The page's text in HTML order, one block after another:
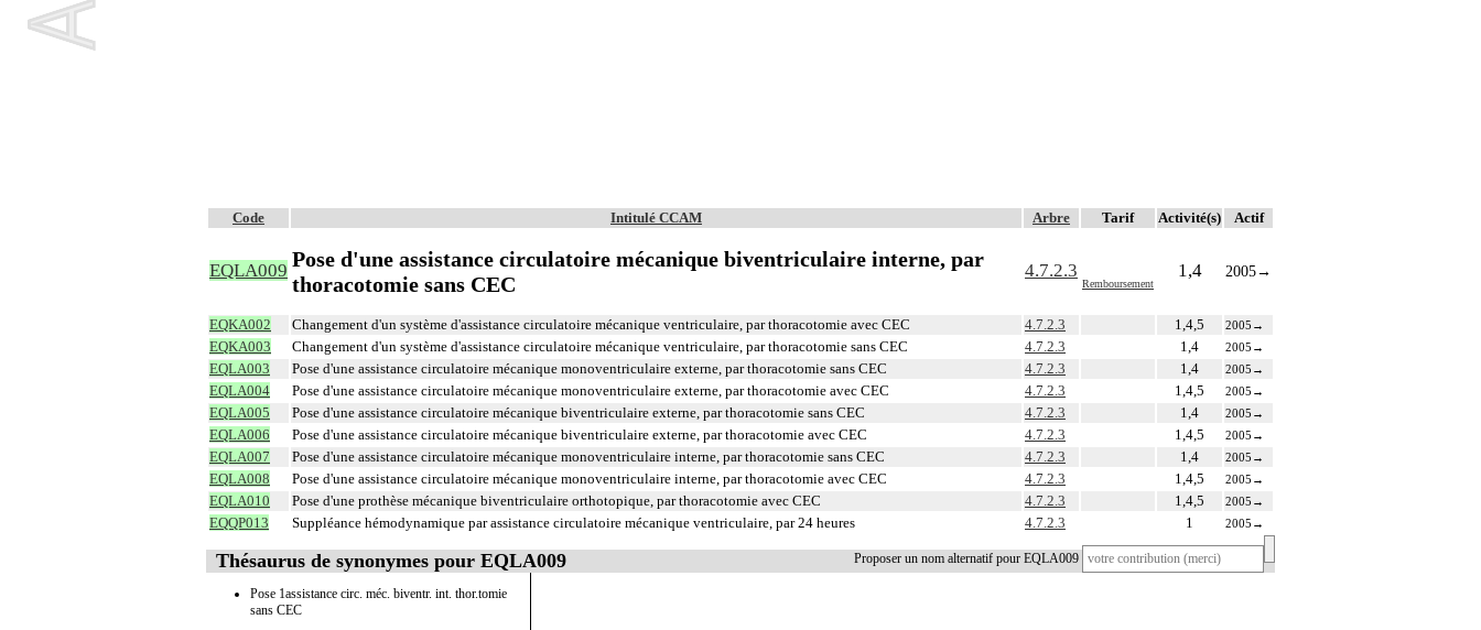
Code Intitulé CCAM Arbre Tarif Activité(s) Actif
EQLA009 Pose d'une assistance circulatoire mécanique biventriculaire interne, par
thoracotomie sans CEC
4.7.2.3
Remboursement
1,4 2005→
EQKA002 Changement d'un système d'assistance circulatoire mécanique ventriculaire, par thoracotomie avec CEC 4.7.2.3 1,4,5 2005 →
EQKA003 Changement d'un système d'assistance circulatoire mécanique ventriculaire, par thoracotomie sans CEC 4.7.2.3 1,4 2005 →
EQLA003 Pose d'une assistance circulatoire mécanique monoventriculaire externe, par thoracotomie sans CEC 4.7.2.3 1,4 2005 →
EQLA004 Pose d'une assistance circulatoire mécanique monoventriculaire externe, par thoracotomie avec CEC 4.7.2.3 1,4,5 2005 →
EQLA005 Pose d'une assistance circulatoire mécanique biventriculaire externe, par thoracotomie sans CEC 4.7.2.3 1,4 2005 →
EQLA006 Pose d'une assistance circulatoire mécanique biventriculaire externe, par thoracotomie avec CEC 4.7.2.3 1,4,5 2005 →
EQLA007 Pose d'une assistance circulatoire mécanique monoventriculaire interne, par thoracotomie sans CEC 4.7.2.3 1,4 2005 →
EQLA008 Pose d'une assistance circulatoire mécanique monoventriculaire interne, par thoracotomie avec CEC 4.7.2.3 1,4,5 2005 →
EQLA010 Pose d'une prothèse mécanique biventriculaire orthotopique, par thoracotomie avec CEC 4.7.2.3 1,4,5 2005 →
EQQP013 Suppléance hémodynamique par assistance circulatoire mécanique ventriculaire, par 24 heures 4.7.2.3 1 2005 →
Proposer un nom alternatif pour EQLA009
Thésaurus de synonymes pour EQLA009
Pose 1assistance circ. méc. biventr. int. thor.tomie
sans CEC